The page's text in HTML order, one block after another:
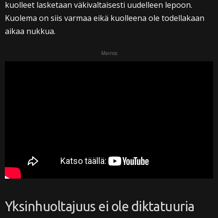
kuolleet lasketaan väkivaltaisesti uudelleen lepoon.
Kuolema on siis varmaa eikä kuolleena ole todellakaan
aikaa nukkua.
Mainos
Yksinhuoltajuus ei ole diktatuuria